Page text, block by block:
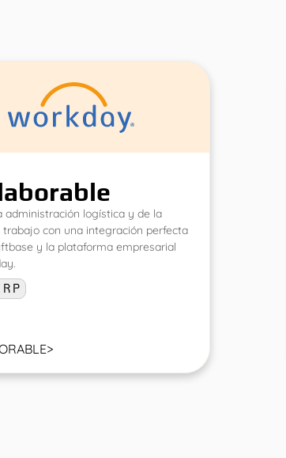
administración logística y de la
con una integración perfecta
y la plataforma empresarial
>